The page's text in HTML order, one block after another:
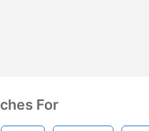
For